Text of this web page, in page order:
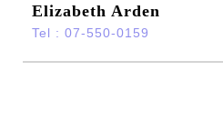
Elizabeth Arden
Tel : 07-550-0159